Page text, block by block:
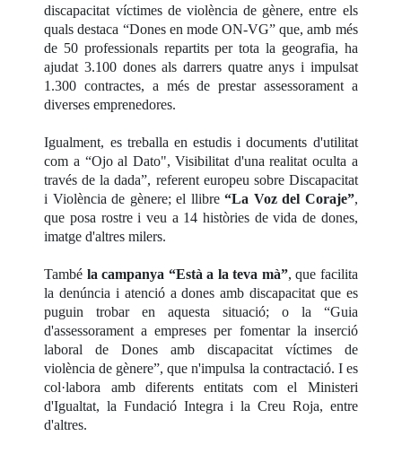
discapacitat víctimes de violència de gènere, entre els
quals destaca “Dones en mode ON-VG” que, amb més
de 50 professionals repartits per tota la geografia, ha
ajudat 3.100 dones als darrers quatre anys i impulsat
1.300 contractes, a més de prestar assessorament a
diverses emprenedores.
Igualment, es treballa en estudis i documents d'utilitat
com a “Ojo al Dato", Visibilitat d'una realitat oculta a
través de la dada”, referent europeu sobre Discapacitat
i Violència de gènere; el llibre“La Voz del Coraje”,
que posa rostre i veu a 14 històries de vida de dones,
imatge d'altres milers.
També la campanya “Està a la teva mà”, que facilita
la denúncia i atenció a dones amb discapacitat que es
puguin trobar en aquesta situació; o la “Guia
d'assessorament a empreses per fomentar la inserció
laboral de Dones amb discapacitat víctimes de
violència de gènere”, que n'impulsa la contractació. I es
col·labora amb diferents entitats com el Ministeri
d'Igualtat, la Fundació Integra i la Creu Roja, entre
d'altres.